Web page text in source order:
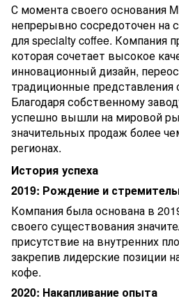
С момента своего основания
непрерывно сосредоточен на
для specialty coffee. Компания
которая сочетает высокое
инновационный дизайн,
традиционные представления
Благодаря собственному
успешно вышли на мировой
значительных продаж более
регионах.
История успеха
2019: Рождение и
Компания была основана в
своего существования
присутствие на внутренних
закрепив лидерские позиции
кофе.
2020: Накапливание опыта